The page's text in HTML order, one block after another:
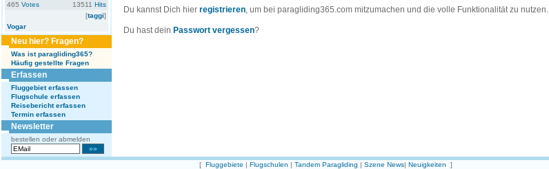
465 Votes 13511 Hits
[taggi]
Vogar
Neu hier? Fragen?
Was ist paragliding365?
Häufig gestellte Fragen
Erfassen
Fluggebiet erfassen
Flugschule erfassen
Reisebericht erfassen
Termin erfassen
Newsletter
bestellen oder abmelden
Du kannst Dich hier registrieren, um bei paragliding365.com mitzumachen und die volle Funktionalität zu nutzen.
Du hast dein Passwort vergessen?
[ Fluggebiete | Flugschulen | Tandem Paragliding | Szene News| Neuigkeiten ]